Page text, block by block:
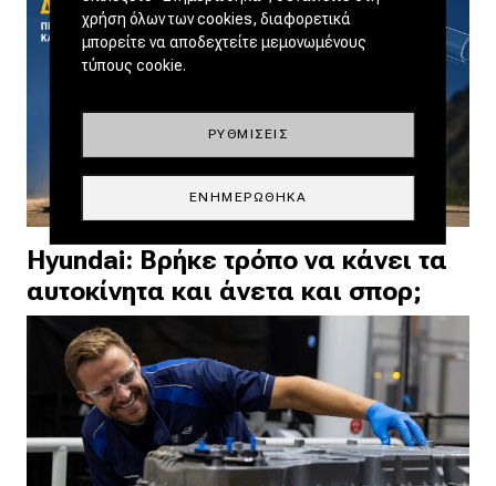
Hyundai: Βρήκε τρόπο να κάνει τα
αυτοκίνητα και άνετα και σπορ;
χρήση όλων των cookies, διαφορετικά
μπορείτε να αποδεχτείτε μεμονωμένους
τύπους cookie.
ΡΥΘΜΊΣΕΙΣ
ΕΝΗΜΕΡΏΘΗΚΑ